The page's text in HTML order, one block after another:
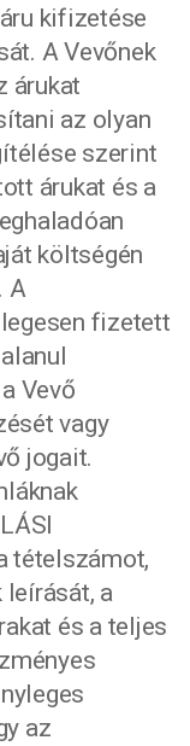
kifizetése
A Vevőnek
árukat
az olyan
szerint
árukat és a
költségén
A
fizetett
Vevő
vagy
jogait.
tételszámot,
leírását, a
és a teljes
az